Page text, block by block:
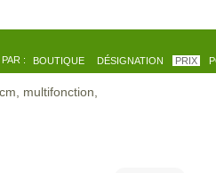
: BOUTIQUE DÉSIGNATION PRIX
multifonction,